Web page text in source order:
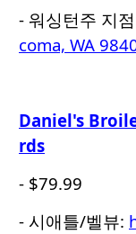
- 워싱턴주 지
coma, WA
Daniel's
rds
- $79.99
- 시애틀/벨뷰: